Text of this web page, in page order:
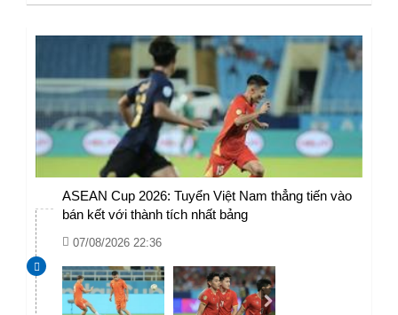
ASEAN Cup 2026: Tuyển Việt Nam thẳng tiến vào
bán kết với thành tích nhất bảng
07/08/2026 22:36